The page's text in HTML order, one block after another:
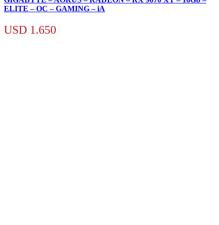
ELITE – OC – GAMING – iA
USD 1.650